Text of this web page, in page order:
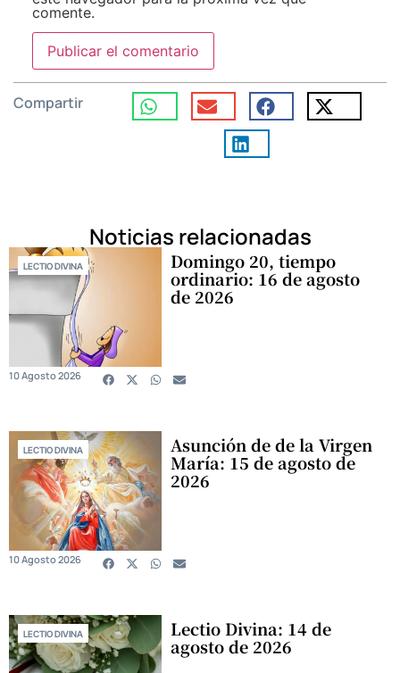
comente.
Compartir
Noticias relacionadas
LECTIO DIVINA Domingo 20, tiempo
ordinario: 16 de agosto
de 2026
10 Agosto 2026
LECTIO DIVINA Asunción de de la Virgen
María: 15 de agosto de
2026
10 Agosto 2026
LECTIO DIVINA Lectio Divina: 14 de
agosto de 2026